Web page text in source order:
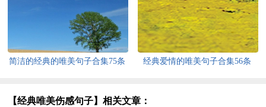
简洁的经典的唯美句子合集75条 经典爱情的唯美句子合集56条
【经典唯美伤感句子】相关文章：